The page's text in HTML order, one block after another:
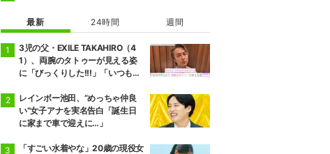
最新 24時間 週間
3児の父・EXILE TAKAHIRO（4
1）、両腕のタトゥーが見える姿
に「びっくりした!!!」「いつもと
の反響
レインボー池田、“めっちゃ仲良
い”女子アナを実名告白「誕生日
に家まで車で迎えに…」
「すごい水着やな」20歳の現役女